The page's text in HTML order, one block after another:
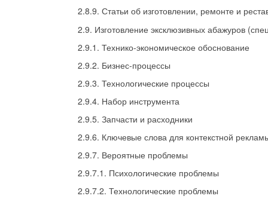
2.8.9. Статьи об изготовлении, ремонте и
2.9. Изготовление эксклюзивных абажуров
2.9.1. Технико-экономическое обоснование
2.9.2. Бизнес-процессы
2.9.3. Технологические процессы
2.9.4. Набор инструмента
2.9.5. Запчасти и расходники
2.9.6. Ключевые слова для контекстной
2.9.7. Вероятные проблемы
2.9.7.1. Психологические проблемы
2.9.7.2. Технологические проблемы